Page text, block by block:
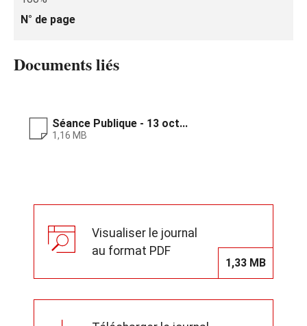
N° de page
Documents liés
Séance Publique - 13 oct...
1,16 MB
Visualiser le journal
au format PDF
1,33 MB